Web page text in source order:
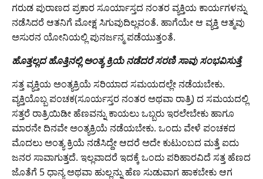
ಗರುಡ ಪುರಾಣದ ಪ್ರಕಾರ ಸೂರ್ಯಾಸ್ತದ ನಂತರ ವ್ಯಕ್ತಿಯ ಕಾರ್ಯಗಳನ್ನು
ನಡೆಸಿದರೆ ಆತನಿಗೆ ಮೋಕ್ಷ ಸಿಗುವುದಿಲ್ಲವಂತೆ. ಹಾಗೆಯೇ ಆ ವ್ಯಕ್ತಿ ಆತ್ಮವು
ಅಸುರನ ಯೋನಿಯಲ್ಲಿ ಪುನರ್ಜನ್ಮ ಪಡೆಯುತ್ತಂತೆ.
ಹೊತ್ತಲ್ಲದ ಹೊತ್ತಿನಲ್ಲಿ ಅಂತ್ಯ ಕ್ರಿಯೆ ನಡೆದರೆ ಸರಣಿ ಸಾವು ಸಂಭವಿಸುತ್ತೆ
ಸತ್ತ ವ್ಯಕ್ತಿಯ ಅಂತ್ಯಕ್ರಿಯೆ ಸರಿಯಾದ ಸಮಯದಲ್ಲೇ ನಡೆಯಬೇಕು.
ವ್ಯಕ್ತಿಯೊಬ್ಬ ಪಂಚಕ(ಸೂರ್ಯಸ್ತರ ನಂತರ ಅಥವಾ ರಾತ್ರಿ) ದ ಸಮಯದಲ್ಲಿ
ಸತ್ತರೆ ರಾತ್ರಿಯಿಡೀ ಹೆಣವನ್ನು ಕಾಯಲು ಒಬ್ಬರು ಇರಲೇಬೇಕು ಹಾಗೂ
ಮಾರನೇ ದಿನವೇ ಅಂತ್ಯಕ್ರಿಯೆ ನಡೆಯಬೇಕು. ಒಂದು ವೇಳೆ ಪಂಚಕದ
ಮೊದಲು ಅಂತ್ಯ ಕ್ರಿಯೆ ನಡೆಸಿದ್ದೇ ಆದರೆ ಅದೇ ಕುಟುಂಬದ ಮತ್ತೆ ಐದು
ಜನರ ಸಾವಾಗುತ್ತದೆ. ಇಲ್ಲವಾದರೆ ಇದಕ್ಕೆ ಒಂದು ಪರಿಹಾರವಿದೆ ಸತ್ತ ಹೆಣದ
ಜೊತೆಗೆ 5 ಧಾನ್ಯ ಅಥವಾ ಹುಲ್ಲನ್ನು ಹೆಣ ಸುಡುವಾಗ ಹಾಕಬೇಕು ಆಗ